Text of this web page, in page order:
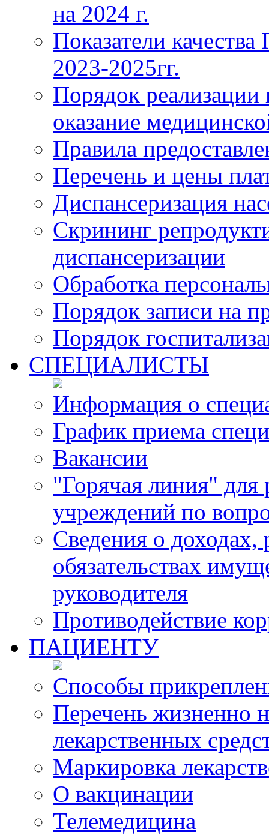
на 2024 г.
Показатели
2023-2025гг.
Порядок реализации
оказание
Правила
Перечень и цены
Диспансеризация
Скрининг
диспансеризации
Обработка
Порядок записи на
Порядок
СПЕЦИАЛИСТЫ
Информация о
График приема
Вакансии
"Горячая линия"
учреждений по
Сведения о доходах,
обязательствах
руководителя
Противодействие
ПАЦИЕНТУ
Способы
Перечень жизненно
лекарственных
Маркировка
О вакцинации
Телемедицина